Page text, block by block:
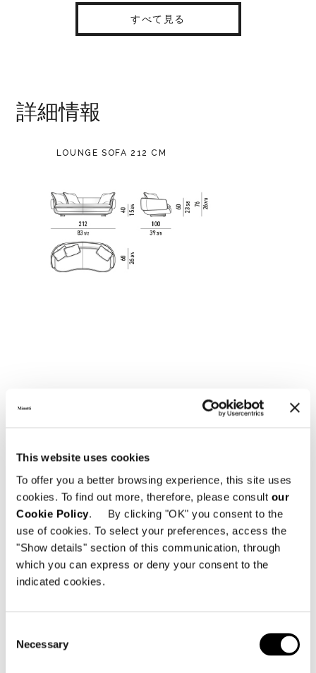
This website uses cookies
To offer you a better browsing experience, this site uses
cookies. To find out more, therefore, please consult our
Cookie Policy. By clicking "OK" you consent to the
use of cookies. To select your preferences, access the
"Show details" section of this communication, through
which you can express or deny your consent to the
indicated cookies.
Selection
Necessary
すべて見る
詳細情報
LOUNGE SOFA 212 CM
SOFA 276 CM